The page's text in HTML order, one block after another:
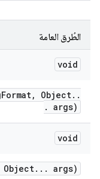
الطُرق العامة
void
Format, Object. .
. args)
void
Object. . . args)